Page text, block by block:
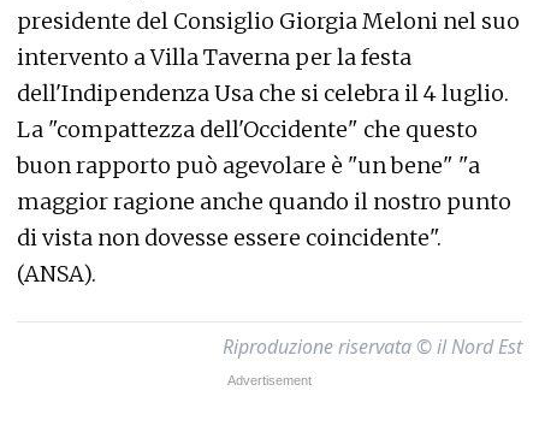
presidente del Consiglio Giorgia Meloni nel suo
intervento a Villa Taverna per la festa
dell'Indipendenza Usa che si celebra il 4 luglio.
La "compattezza dell'Occidente" che questo
buon rapporto può agevolare è "un bene" "a
maggior ragione anche quando il nostro punto
di vista non dovesse essere coincidente".
(ANSA).
Riproduzione riservata © il Nord Est